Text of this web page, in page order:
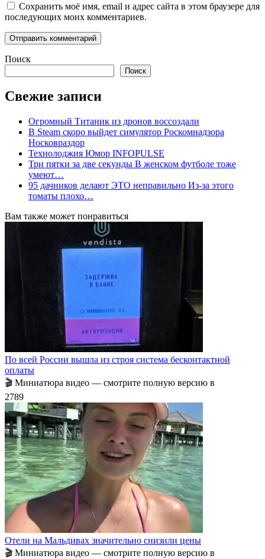
Сохранить моё имя, email и адрес сайта в этом браузере для
последующих моих комментариев.
Поиск
Поиск
Свежие записи
Огромный Титаник из дронов воссоздали
В Steam скоро выйдет симулятор Роскомнадзора
Носковраздор
Технолоджия Юмор INFOPULSE
Три пятки за две секунды В женском футболе тоже
умеют…
95 дачников делают ЭТО неправильно Из-за этого
томаты плохо…
Вам также может понравиться
По всей России вышла из строя система бесконтактной
оплаты
🎬 Миниатюра видео — смотрите полную версию в
2789
Отели на Мальдивах значительно снизили цены
🎬 Миниатюра видео — смотрите полную версию в